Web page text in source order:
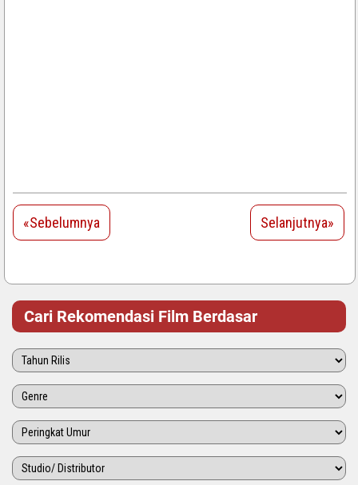
«Sebelumnya Selanjutnya»
Cari Rekomendasi Film Berdasar